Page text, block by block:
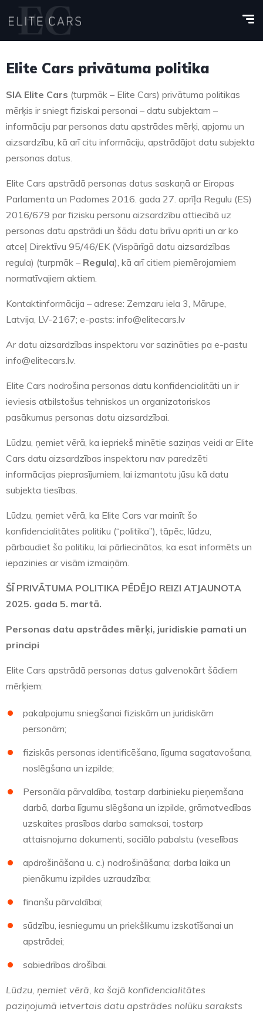
Elite Cars privātuma politika
SIA Elite Cars (turpmāk – Elite Cars) privātuma politikas
mērķis ir sniegt fiziskai personai – datu subjektam –
informāciju par personas datu apstrādes mērķi, apjomu un
aizsardzību, kā arī citu informāciju, apstrādājot datu subjekta
personas datus.
Elite Cars apstrādā personas datus saskaņā ar Eiropas
Parlamenta un Padomes 2016. gada 27. aprīļa Regulu (ES)
2016/679 par fizisku personu aizsardzību attiecībā uz
personas datu apstrādi un šādu datu brīvu apriti un ar ko
atceļ Direktīvu 95/46/EK (Vispārīgā datu aizsardzības
regula) (turpmāk – Regula), kā arī citiem piemērojamiem
normatīvajiem aktiem.
Kontaktinformācija – adrese: Zemzaru iela 3, Mārupe,
Latvija, LV-2167; e-pasts: info@elitecars.lv
Ar datu aizsardzības inspektoru var sazināties pa e-pastu
info@elitecars.lv.
Elite Cars nodrošina personas datu konfidencialitāti un ir
ieviesis atbilstošus tehniskos un organizatoriskos
pasākumus personas datu aizsardzībai.
Lūdzu, ņemiet vērā, ka iepriekš minētie saziņas veidi ar Elite
Cars datu aizsardzības inspektoru nav paredzēti
informācijas pieprasījumiem, lai izmantotu jūsu kā datu
subjekta tiesības.
Lūdzu, ņemiet vērā, ka Elite Cars var mainīt šo
konfidencialitātes politiku (“politika”), tāpēc, lūdzu,
pārbaudiet šo politiku, lai pārliecinātos, ka esat informēts un
iepazinies ar visām izmaiņām.
ŠĪ PRIVĀTUMA POLITIKA PĒDĒJO REIZI ATJAUNOTA
2025. gada 5. martā.
Personas datu apstrādes mērķi, juridiskie pamati un
principi
Elite Cars apstrādā personas datus galvenokārt šādiem
mērķiem:
pakalpojumu sniegšanai fiziskām un juridiskām
personām;
fiziskās personas identificēšana, līguma sagatavošana,
noslēgšana un izpilde;
Personāla pārvaldība, tostarp darbinieku pieņemšana
darbā, darba līgumu slēgšana un izpilde, grāmatvedības
uzskaites prasības darba samaksai, tostarp
attaisnojuma dokumenti, sociālo pabalstu (veselības
apdrošināšana u. c.) nodrošināšana; darba laika un
pienākumu izpildes uzraudzība;
finanšu pārvaldībai;
sūdzību, iesniegumu un priekšlikumu izskatīšanai un
apstrādei;
sabiedrības drošībai.
Lūdzu, ņemiet vērā, ka šajā konfidencialitātes
paziņojumā ietvertais datu apstrādes nolūku saraksts